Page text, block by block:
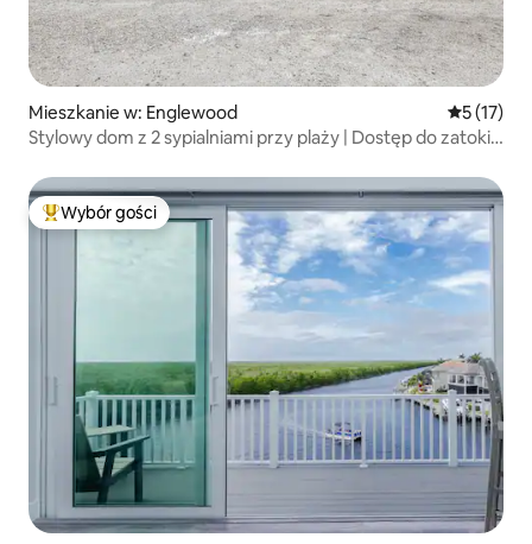
Mieszkanie w: Englewood Średnia
5 (17)
Stylowy dom z 2 sypialniami przy plaży | Dostęp do zatoki
Najpopularniejsze z kategorii Wybór gości
Wybór gości